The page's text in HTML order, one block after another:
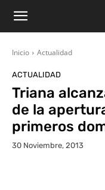
Inicio Actualidad
ACTUALIDAD
Triana
de la
primeros
30 Noviembre, 2013